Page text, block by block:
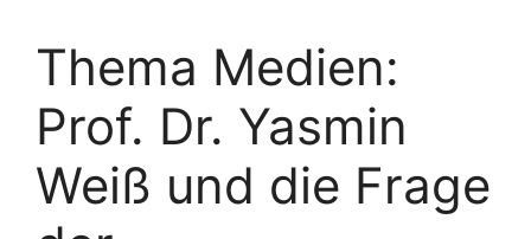
Thema Medien:
Prof. Dr. Yasmin
Weiß und die Frage